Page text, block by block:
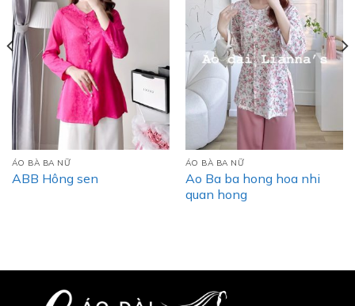
ÁO BÀ BA NỮ
ABB Hông sen
ÁO BÀ BA NỮ
Ao Ba ba hong hoa nhi
quan hong